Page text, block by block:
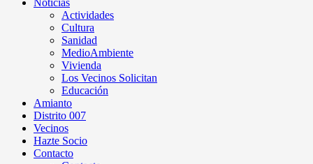
Noticias
Actividades
Cultura
Sanidad
MedioAmbiente
Vivienda
Los Vecinos Solicitan
Educación
Amianto
Distrito 007
Vecinos
Hazte Socio
Contacto